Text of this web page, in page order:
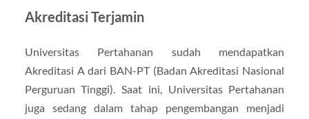
Akreditasi Terjamin
Universitas Pertahanan sudah mendapatkan
Akreditasi A dari BAN-PT (Badan Akreditasi Nasional
Perguruan Tinggi). Saat ini, Universitas Pertahanan
juga sedang dalam tahap pengembangan menjadi